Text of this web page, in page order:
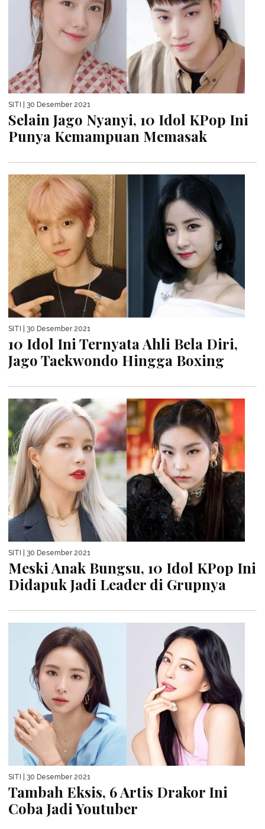
SITI | 30 Desember 2021
Selain Jago Nyanyi, 10 Idol KPop Ini
Punya Kemampuan Memasak
SITI | 30 Desember 2021
10 Idol Ini Ternyata Ahli Bela Diri,
Jago Taekwondo Hingga Boxing
SITI | 30 Desember 2021
Meski Anak Bungsu, 10 Idol KPop Ini
Didapuk Jadi Leader di Grupnya
SITI | 30 Desember 2021
Tambah Eksis, 6 Artis Drakor Ini
Coba Jadi Youtuber